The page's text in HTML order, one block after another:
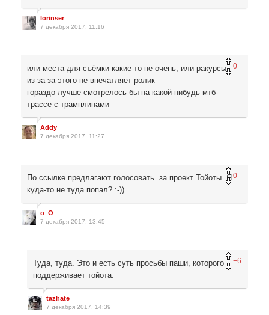
lorinser
7 декабря 2017, 11:16
0
или места для съёмки какие-то не очень, или ракурсы,
из-за за этого не впечатляет ролик
гораздо лучше смотрелось бы на какой-нибудь мтб-
трассе с трамплинами
Addy
7 декабря 2017, 11:27
0
По ссылке предлагают голосовать за проект Тойоты. Я
куда-то не туда попал? :-))
o_O
7 декабря 2017, 13:45
+6
Туда, туда. Это и есть суть просьбы паши, которого
поддерживает тойота.
tazhate
7 декабря 2017, 14:39